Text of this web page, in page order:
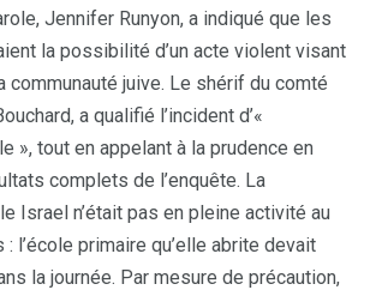
Jennifer Runyon, a indiqué que les
la possibilité d’un acte violent visant
communauté juive. Le shérif du comté
a qualifié l’incident d’«
», tout en appelant à la prudence en
complets de l’enquête. La
Israel n’était pas en pleine activité au
l’école primaire qu’elle abrite devait
la journée. Par mesure de précaution,